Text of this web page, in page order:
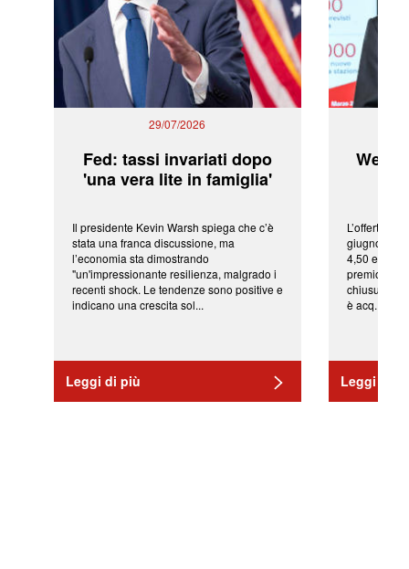
29/07/2026
Fed: tassi invariati dopo
'una vera lite in famiglia'
Il presidente Kevin Warsh spiega che c’è
stata una franca discussione, ma
l’economia sta dimostrando
"un'impressionante resilienza, malgrado i
recenti shock. Le tendenze sono positive e
indicano una crescita sol...
Leggi di più
L’offerta
giugno da
4,50 euro
premio di
chiusura
è acq...
Leggi di